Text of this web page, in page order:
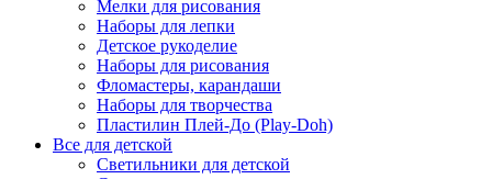
Мелки для рисования
Наборы для лепки
Детское рукоделие
Наборы для рисования
Фломастеры, карандаши
Наборы для творчества
Пластилин Плей-До (Play-Doh)
Все для детской
Светильники для детской